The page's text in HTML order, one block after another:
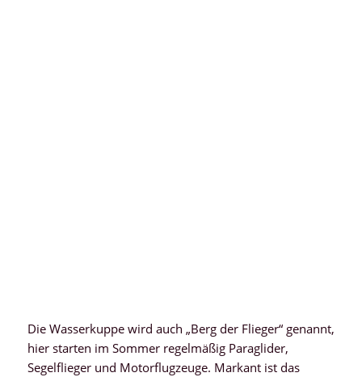
Die Wasserkuppe wird auch „Berg der Flieger“ genannt,
hier starten im Sommer regelmäßig Paraglider,
Segelflieger und Motorflugzeuge. Markant ist das